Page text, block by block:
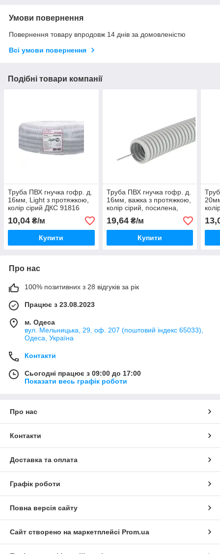
Умови повернення
Повернення товару впродовж 14 днів за домовленістю
Всі умови повернення
Подібні товари компанії
Труба ПВХ гнучка гофр. д.
16мм, Light з протяжкою,
колір сірий ДКС 91816
10,04 ₴/м
Купити
Труба ПВХ гнучка гофр. д.
16мм, важка з протяжкою,
колір сірий, посилена,
ДКС 91516
19,64₴/м
Купити
Про нас
100% позитивних з 28 відгуків за рік
Працює з 23.08.2023
м. Одеса
вул. Мельницька, 29, оф. 207 (поштовий індекс 65033),
Одеса, Україна
Контакти
Сьогодні працює з 09:00 до 17:00
Показати весь графік роботи
Про нас
Контакти
Доставка та оплата
Графік роботи
Повна версія сайту
Сайт створено на маркетплейсі Prom.ua